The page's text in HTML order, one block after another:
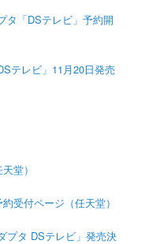
タ「DSテレビ」予約開
テレビ」11月20日発売
堂）
付ページ（任天堂）
プタ DSテレビ」発売決